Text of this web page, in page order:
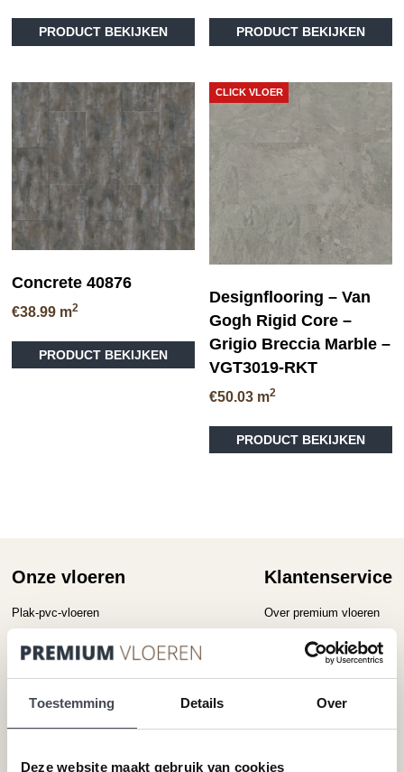
Toestemming Details Over
Deze website maakt gebruik van cookies
PRODUCT BEKIJKEN PRODUCT BEKIJKEN
Concrete 40876
€38.99 m2
PRODUCT BEKIJKEN
heeft
meerdere
optie
CLICK VLOER
Designflooring – Van
Gogh Rigid Core –
Grigio Breccia Marble –
VGT3019-RKT
€50.03 m2
PRODUCT BEKIJKEN
Onze vloeren
Plak-pvc-vloeren
Visgraat PVC vloeren
Megavisgraat PVC vloeren
Hongaarse punt PVC vloeren
Betonlook PVC vloeren
Klantenservice
Over premium vloeren
Reviews
Contact
Cookiebeleid